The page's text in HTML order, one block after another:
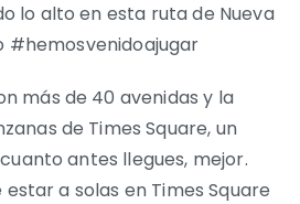
lo alto en esta ruta de Nueva
#hemosvenidoajugar
más de 40 avenidas y la
de Times Square, un
antes llegues, mejor.
a solas en Times Square